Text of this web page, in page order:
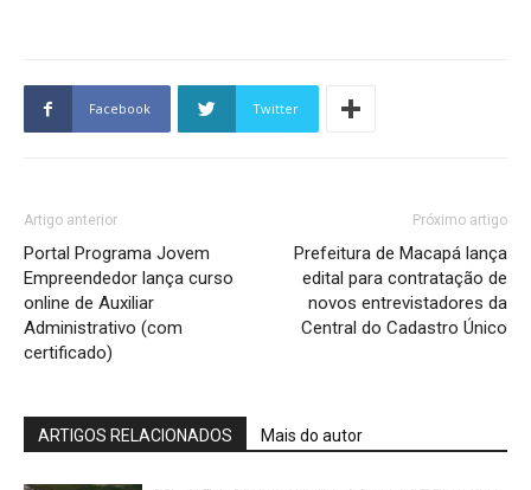
Facebook Twitter
Artigo anterior
Portal Programa Jovem
Empreendedor lança curso
online de Auxiliar
Administrativo (com
certificado)
Próximo artigo
Prefeitura de Macapá lança
edital para contratação de
novos entrevistadores da
Central do Cadastro Único
ARTIGOS RELACIONADOS Mais do autor